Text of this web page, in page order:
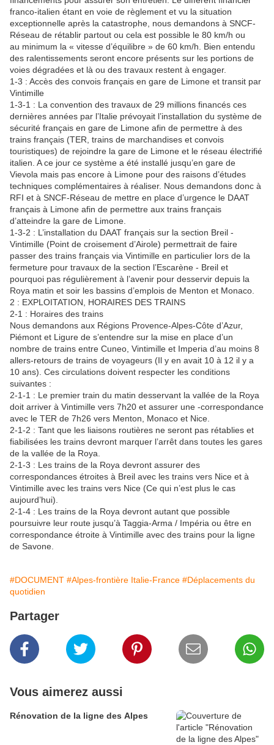
franco-italien étant en voie de règlement et vu la situation
exceptionnelle après la catastrophe, nous demandons à SNCF-
Réseau de rétablir partout ou cela est possible le 80 km/h ou
au minimum la « vitesse d’équilibre » de 60 km/h. Bien entendu
des ralentissements seront encore présents sur les portions de
voies dégradées et là ou des travaux restent à engager.
1-3 : Accès des convois français en gare de Limone et transit par
Vintimille
1-3-1 : La convention des travaux de 29 millions financés ces
dernières années par l’Italie prévoyait l’installation du système de
sécurité français en gare de Limone afin de permettre à des
trains français (TER, trains de marchandises et convois
touristiques) de rejoindre la gare de Limone et le réseau électrifié
italien. A ce jour ce système a été installé jusqu’en gare de
Vievola mais pas encore à Limone pour des raisons d’études
techniques complémentaires à réaliser. Nous demandons donc à
RFI et à SNCF-Réseau de mettre en place d’urgence le DAAT
français à Limone afin de permettre aux trains français
d’atteindre la gare de Limone.
1-3-2 : L’installation du DAAT français sur la section Breil -
Vintimille (Point de croisement d’Airole) permettrait de faire
passer des trains français via Vintimille en particulier lors de la
fermeture pour travaux de la section l’Escarène - Breil et
pourquoi pas régulièrement à l’avenir pour desservir depuis la
Roya matin et soir les bassins d’emplois de Menton et Monaco.
2 : EXPLOITATION, HORAIRES DES TRAINS
2-1 : Horaires des trains
Nous demandons aux Régions Provence-Alpes-Côte d’Azur,
Piémont et Ligure de s’entendre sur la mise en place d’un
nombre de trains entre Cuneo, Vintimille et Imperia d’au moins 8
allers-retours de trains de voyageurs (Il y en avait 10 à 12 il y a
10 ans). Ces circulations doivent respecter les conditions
suivantes :
2-1-1 : Le premier train du matin desservant la vallée de la Roya
doit arriver à Vintimille vers 7h20 et assurer une -correspondance
avec le TER de 7h26 vers Menton, Monaco et Nice.
2-1-2 : Tant que les liaisons routières ne seront pas rétablies et
fiabilisées les trains devront marquer l’arrêt dans toutes les gares
de la vallée de la Roya.
2-1-3 : Les trains de la Roya devront assurer des
correspondances étroites à Breil avec les trains vers Nice et à
Vintimille avec les trains vers Nice (Ce qui n’est plus le cas
aujourd’hui).
2-1-4 : Les trains de la Roya devront autant que possible
poursuivre leur route jusqu’à Taggia-Arma / Impéria ou être en
correspondance étroite à Vintimille avec des trains pour la ligne
de Savone.
#DOCUMENT #Alpes-frontière Italie-France #Déplacements du
quotidien
Partager
Vous aimerez aussi
Rénovation de la ligne des Alpes